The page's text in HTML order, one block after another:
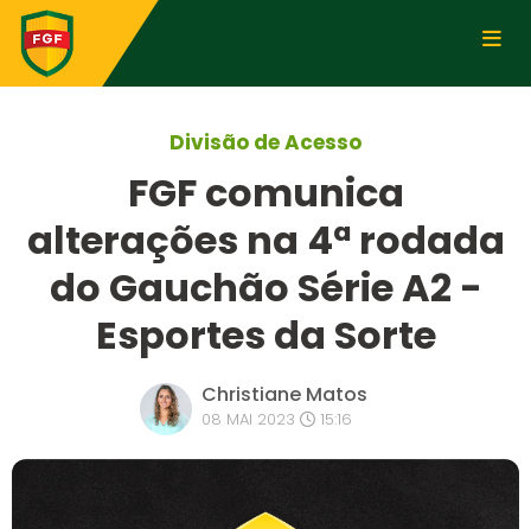
Divisão de Acesso
FGF comunica
alterações na 4ª rodada
do Gauchão Série A2 -
Esportes da Sorte
Christiane Matos
08 MAI 2023 15:16